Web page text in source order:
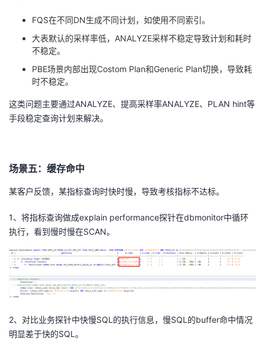
FQS在不同DN生成不同计划，如使用不同索引。
大表默认的采样率低，ANALYZE采样不稳定导致计划和耗时
不稳定。
PBE场景内部出现Costom Plan和Generic Plan切换，导致耗
时不稳定。
这类问题主要通过ANALYZE、提高采样率ANALYZE、 PLAN hint等
手段稳定查询计划来解决。
场景五：缓存命中
某客户反馈，某指标查询时快时慢，导致考核指标不达标。
1、将指标查询做成explain performance探针在dbmonitor中循环
执行，看到慢时慢在SCAN。
2、对比业务探针中快慢SQL的执行信息，慢SQL的buffer命中情况
明显差于快的SQL。